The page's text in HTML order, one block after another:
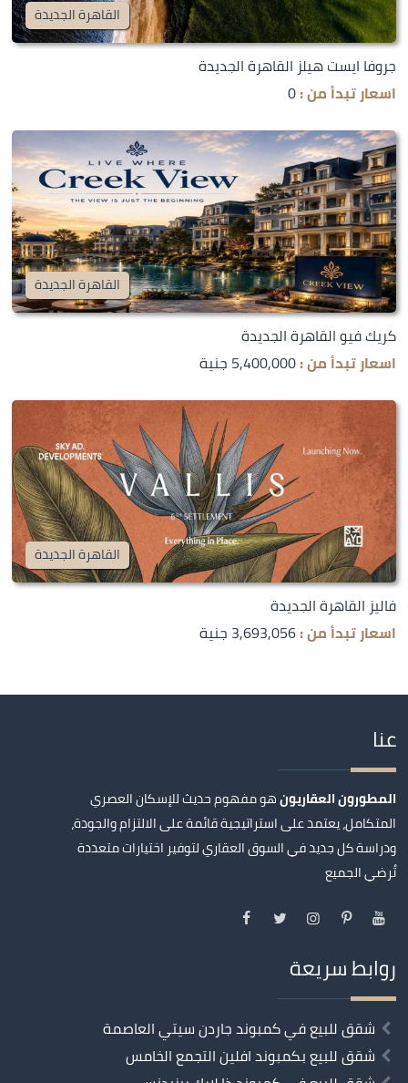
القاهرة الجديدة
جروفا ايست هيلز القاهرة الجديدة
اسعار تبدأ من :0
القاهرة الجديدة
كريك فيو القاهرة الجديدة
اسعار تبدأ من :5,400,000 جنية
القاهرة الجديدة
فاليز القاهرة الجديدة
اسعار تبدأ من :3,693,056 جنية
عنا
المطورون العقاريونهو مفهوم حديث للإسكان العصري
المتكامل، يعتمد على استراتيجية قائمة على الالتزام والجودة،
ودراسة كل جديد في السوق العقاري لتوفير اختيارات متعددة
تُرضي الجميع
روابط سريعة
شقق للبيع في كمبوند جاردن سيتي العاصمة
شقق للبيع بكمبوند افلين التجمع الخامس